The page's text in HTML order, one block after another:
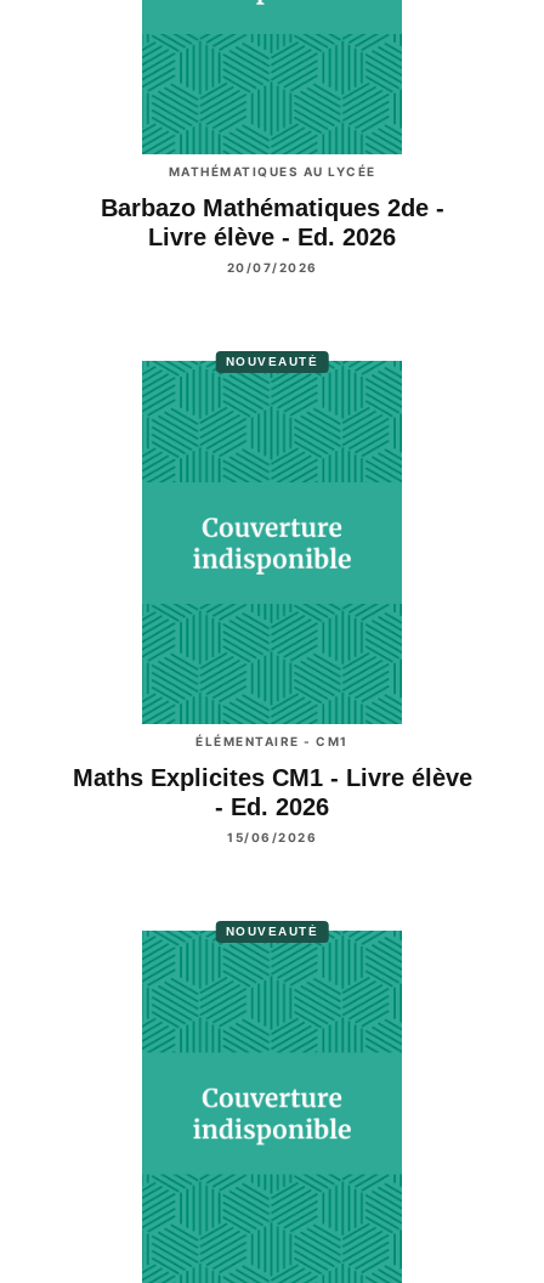
MATHÉMATIQUES AU LYCÉE
Barbazo Mathématiques 2de -
Livre élève - Ed. 2026
20/07/2026
NOUVEAUTÉ
ÉLÉMENTAIRE - CM1
Maths Explicites CM1 - Livre élève
- Ed. 2026
15/06/2026
NOUVEAUTÉ